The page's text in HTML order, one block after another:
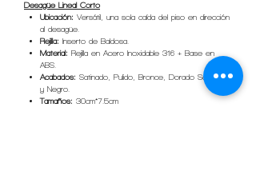
Desagüe Lineal Corto
Ubicación: Versátil, una sola caída del piso en dirección
al desagüe.
Rejilla: Inserto de Baldosa.
Material: Rejilla en Acero Inoxidable 316 + Base en
ABS.
Acabados: Satinado, Pulido, Bronce, Dorado Satinado
y Negro.
Tamaños: 30cm*7.5cm